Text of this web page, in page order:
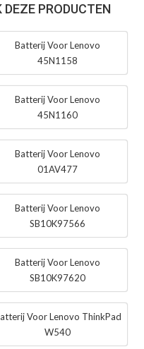
PRODUCTEN
Batterij Voor Lenovo
45N1158
Batterij Voor Lenovo
45N1160
Batterij Voor Lenovo
01AV477
Batterij Voor Lenovo
SB10K97566
Batterij Voor Lenovo
SB10K97620
Voor Lenovo ThinkPad
W540